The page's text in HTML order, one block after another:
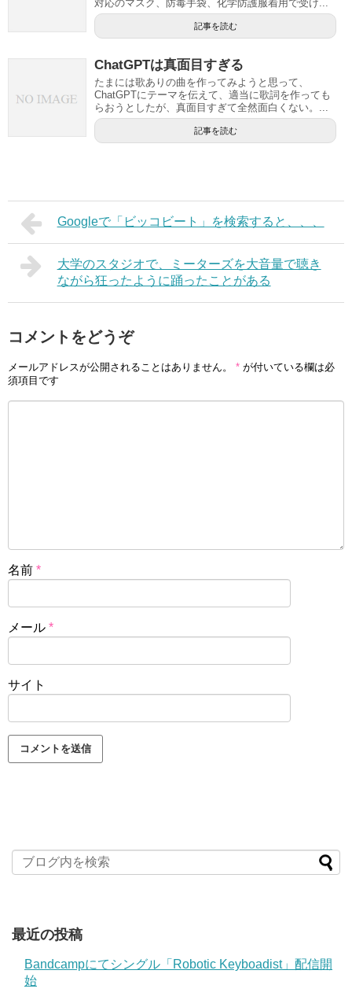
対応のマスク、防毒手袋、化学防護服着用で受け...
記事を読む
ChatGPTは真面目すぎる
たまには歌ありの曲を作ってみようと思って、
ChatGPTにテーマを伝えて、適当に歌詞を作っても
らおうとしたが、真面目すぎて全然面白くない。...
記事を読む
Googleで「ビッコビート」を検索すると、、、
大学のスタジオで、ミーターズを大音量で聴き
ながら狂ったように踊ったことがある
コメントをどうぞ
メールアドレスが公開されることはありません。 * が付いている欄は必
須項目です
名前 *
メール *
サイト
最近の投稿
Bandcampにてシングル「Robotic Keyboadist」配信開
始